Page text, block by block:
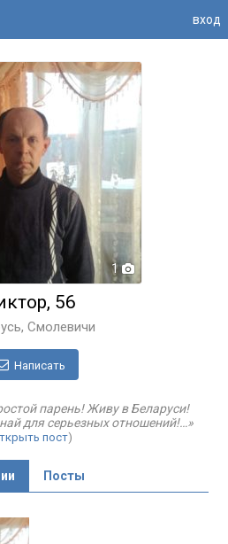
вход
1
56
Смолевичи
Написать
парень! Живу в Беларуси!
для серьезных отношений!…»
пост)
Посты